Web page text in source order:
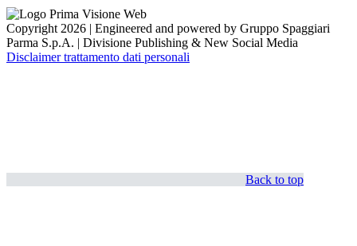
Copyright 2026 | Engineered and powered by Gruppo Spaggiari
Parma S.p.A. | Divisione Publishing & New Social Media
Disclaimer trattamento dati personali
Back to top